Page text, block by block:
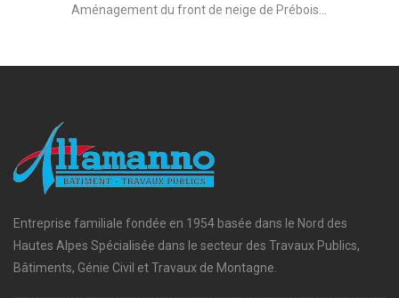
Aménagement du front de neige de Prébois...
Entreprise familiale fondée en 1954 basée dans le Nord des
Hautes Alpes Spécialisée dans le secteur des Travaux Publics,
Bâtiments, Génie Civil et Travaux de Montagne.